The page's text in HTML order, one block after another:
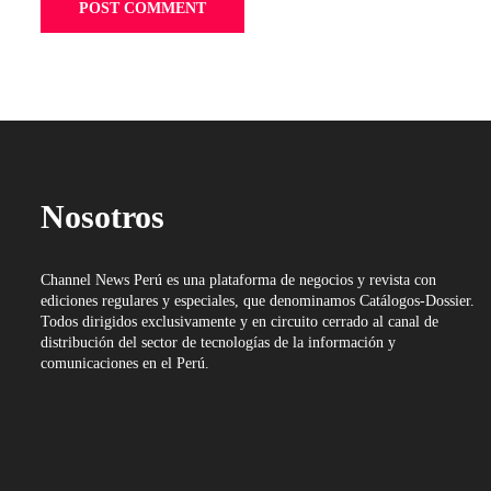
Nosotros
Channel News Perú es una plataforma de negocios y revista con
ediciones regulares y especiales, que denominamos Catálogos-Dossier.
Todos dirigidos exclusivamente y en circuito cerrado al canal de
distribución del sector de tecnologías de la información y
comunicaciones en el Perú.